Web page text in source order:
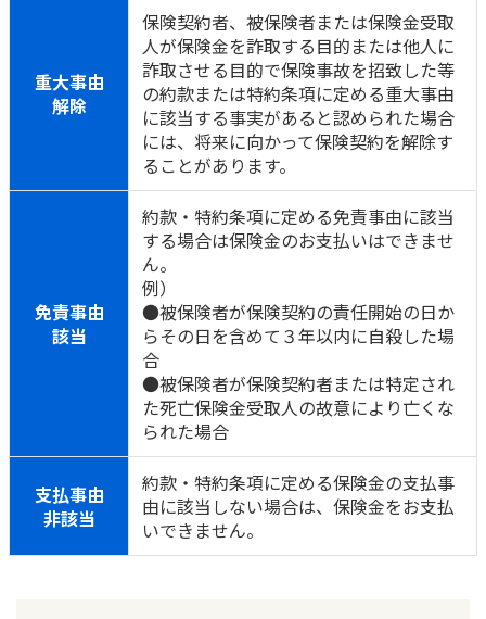
重大事由
解除
保険契約者、被保険者または保険金受取
人が保険金を詐取する目的または他人に
詐取させる目的で保険事故を招致した等
の約款または特約条項に定める重大事由
に該当する事実があると認められた場合
には、将来に向かって保険契約を解除す
ることがあります。
免責事由
該当
約款・特約条項に定める免責事由に該当
する場合は保険金のお支払いはできませ
ん。
例）
●被保険者が保険契約の責任開始の日か
らその日を含めて３年以内に自殺した場
合
●被保険者が保険契約者または特定され
た死亡保険金受取人の故意により亡くな
られた場合
支払事由
非該当
約款・特約条項に定める保険金の支払事
由に該当しない場合は、保険金をお支払
いできません。